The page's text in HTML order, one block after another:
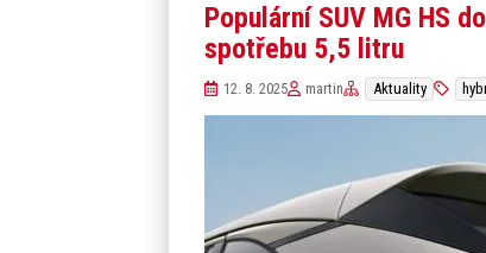
Populární SUV MG HS
spotřebu 5,5 litru
12. 8. 2025 martin Aktuality